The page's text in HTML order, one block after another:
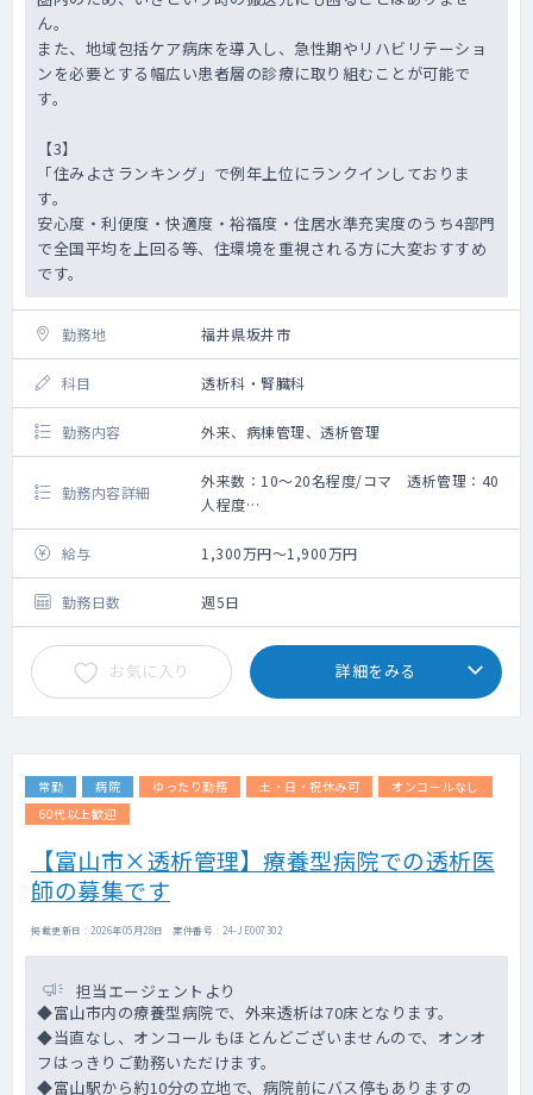
ん。
また、地域包括ケア病床を導入し、急性期やリハビリテーショ
ンを必要とする幅広い患者層の診療に取り組むことが可能で
す。
【3】
「住みよさランキング」で例年上位にランクインしておりま
す。
安心度・利便度・快適度・裕福度・住居水準充実度のうち4部門
で全国平均を上回る等、住環境を重視される方に大変おすすめ
です。
勤務地 福井県坂井市
科目 透析科・腎臓科
勤務内容 外来、病棟管理、透析管理
勤務内容詳細
外来数：10～20名程度/コマ 透析管理：40
人程度
これまでのご経験、ご希望を考慮し、
お任せする勤務内容を決定致します。
給与 1,300万円～1,900万円
勤務日数 週5日
お気に入り 詳細をみる
常勤 病院 ゆったり勤務 土・日・祝休み可
オンコールなし
60代以上歓迎
【富山市×透析管理】療養型病院での透析医
師の募集です
掲載更新日 : 2026年05月28日 案件番号 : 24-JE007302
担当エージェントより
◆富山市内の療養型病院で、外来透析は70床となります。
◆当直なし、オンコールもほとんどございませんので、オンオ
フはっきりご勤務いただけます。
◆富山駅から約10分の立地で、病院前にバス停もありますの